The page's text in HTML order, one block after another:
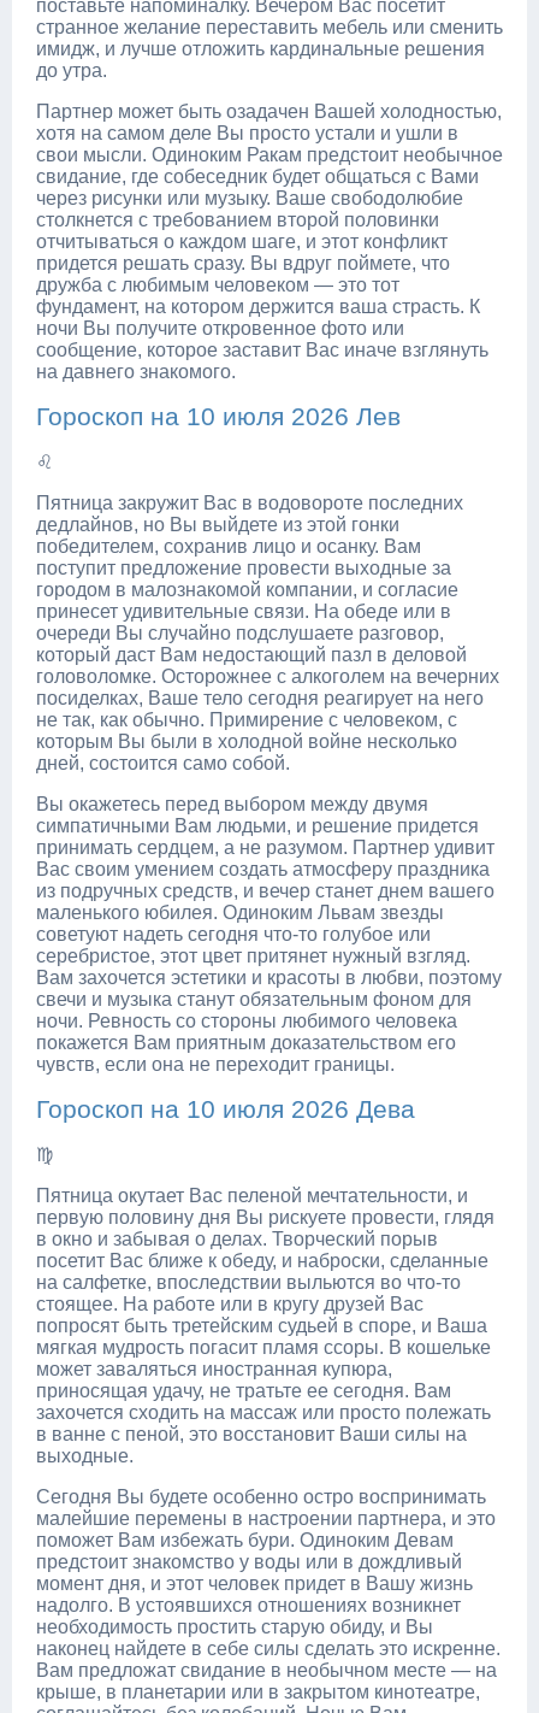
поставьте напоминалку. Вечером Вас посетит
странное желание переставить мебель или сменить
имидж, и лучше отложить кардинальные решения
до утра.
Партнер может быть озадачен Вашей холодностью,
хотя на самом деле Вы просто устали и ушли в
свои мысли. Одиноким Ракам предстоит необычное
свидание, где собеседник будет общаться с Вами
через рисунки или музыку. Ваше свободолюбие
столкнется с требованием второй половинки
отчитываться о каждом шаге, и этот конфликт
придется решать сразу. Вы вдруг поймете, что
дружба с любимым человеком — это тот
фундамент, на котором держится ваша страсть. К
ночи Вы получите откровенное фото или
сообщение, которое заставит Вас иначе взглянуть
на давнего знакомого.
Гороскоп на 10 июля 2026 Лев
♌
Пятница закружит Вас в водовороте последних
дедлайнов, но Вы выйдете из этой гонки
победителем, сохранив лицо и осанку. Вам
поступит предложение провести выходные за
городом в малознакомой компании, и согласие
принесет удивительные связи. На обеде или в
очереди Вы случайно подслушаете разговор,
который даст Вам недостающий пазл в деловой
головоломке. Осторожнее с алкоголем на вечерних
посиделках, Ваше тело сегодня реагирует на него
не так, как обычно. Примирение с человеком, с
которым Вы были в холодной войне несколько
дней, состоится само собой.
Вы окажетесь перед выбором между двумя
симпатичными Вам людьми, и решение придется
принимать сердцем, а не разумом. Партнер удивит
Вас своим умением создать атмосферу праздника
из подручных средств, и вечер станет днем вашего
маленького юбилея. Одиноким Львам звезды
советуют надеть сегодня что-то голубое или
серебристое, этот цвет притянет нужный взгляд.
Вам захочется эстетики и красоты в любви, поэтому
свечи и музыка станут обязательным фоном для
ночи. Ревность со стороны любимого человека
покажется Вам приятным доказательством его
чувств, если она не переходит границы.
Гороскоп на 10 июля 2026 Дева
♍
Пятница окутает Вас пеленой мечтательности, и
первую половину дня Вы рискуете провести, глядя
в окно и забывая о делах. Творческий порыв
посетит Вас ближе к обеду, и наброски, сделанные
на салфетке, впоследствии выльются во что-то
стоящее. На работе или в кругу друзей Вас
попросят быть третейским судьей в споре, и Ваша
мягкая мудрость погасит пламя ссоры. В кошельке
может заваляться иностранная купюра,
приносящая удачу, не тратьте ее сегодня. Вам
захочется сходить на массаж или просто полежать
в ванне с пеной, это восстановит Ваши силы на
выходные.
Сегодня Вы будете особенно остро воспринимать
малейшие перемены в настроении партнера, и это
поможет Вам избежать бури. Одиноким Девам
предстоит знакомство у воды или в дождливый
момент дня, и этот человек придет в Вашу жизнь
надолго. В устоявшихся отношениях возникнет
необходимость простить старую обиду, и Вы
наконец найдете в себе силы сделать это искренне.
Вам предложат свидание в необычном месте — на
крыше, в планетарии или в закрытом кинотеатре,